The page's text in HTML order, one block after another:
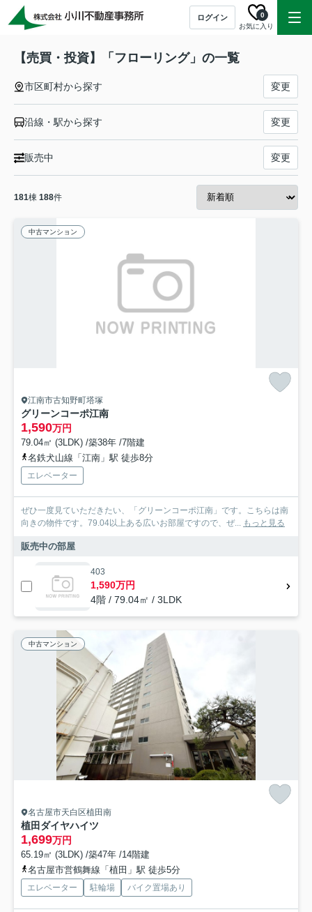
ログイン
お気に入り
0
【売買・投資】「フローリング」の一覧
市区町村から探す 変更
沿線・駅から探す 変更
販売中 変更
181棟 188件
中古マンション
江南市古知野町塔塚
グリーンコーポ江南
1,590万円
79.04㎡ (3LDK) /築38年 /7階建
名鉄犬山線「江南」駅 徒歩8分
エレベーター
ぜひ一度見ていただきたい、「グリーンコーポ江南」です。こちらは南
向きの物件です。79.04以上ある広いお部屋ですので、ぜ... もっと見る
販売中の部屋
403
1,590万円
4階 / 79.04㎡ / 3LDK
中古マンション
名古屋市天白区植田南
植田ダイヤハイツ
1,699万円
65.19㎡ (3LDK) /築47年 /14階建
名古屋市営鶴舞線「植田」駅 徒歩5分
エレベーター 駐輪場 バイク置場あり